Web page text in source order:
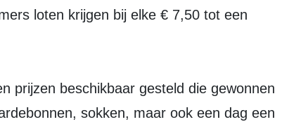
loten krijgen bij elke € 7,50 tot een
prijzen beschikbaar gesteld die gewonnen
sokken, maar ook een dag een